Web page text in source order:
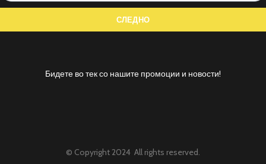
Бидете во тек со нашите промоции и новости!
© Copyright 2024 All rights reserved.